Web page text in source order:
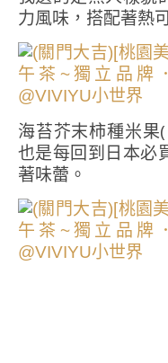
力風味，搭配著熱
海苔芥末柿種米果
也是每回到日本必
著味蕾。